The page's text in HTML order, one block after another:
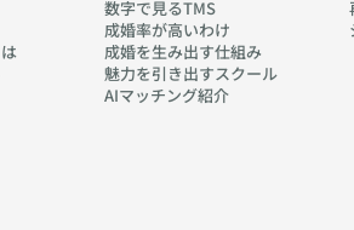
数字で見るTMS
成婚率が高いわけ
成婚を生み出す仕組み
魅力を引き出すスクール
AIマッチング紹介